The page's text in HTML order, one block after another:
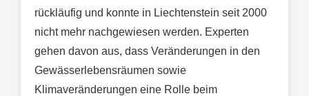
rückläufig und konnte in Liechtenstein seit 2000
nicht mehr nachgewiesen werden. Experten
gehen davon aus, dass Veränderungen in den
Gewässerlebensräumen sowie
Klimaveränderungen eine Rolle beim